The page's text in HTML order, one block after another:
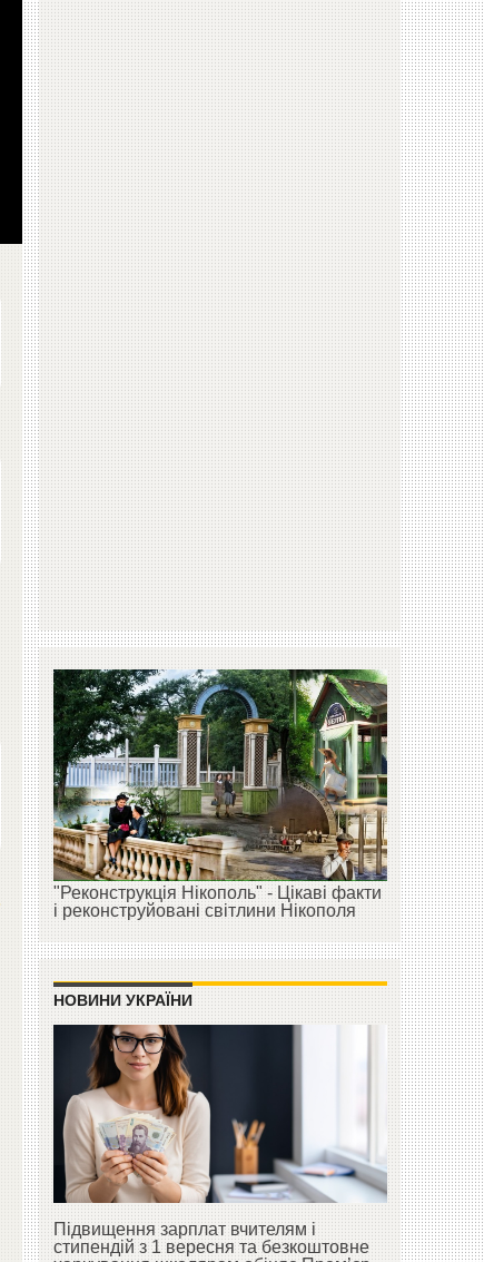
"Реконструкція Нікополь" - Цікаві факти
і реконструйовані світлини Нікополя
НОВИНИ УКРАЇНИ
Підвищення зарплат вчителям і
стипендій з 1 вересня та безкоштовне